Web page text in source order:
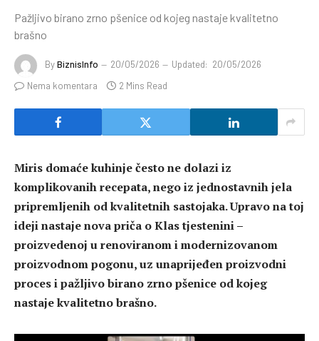
Pažljivo birano zrno pšenice od kojeg nastaje kvalitetno
brašno
ByBiznisInfo 20/05/2026 Updated: 20/05/2026
Nema komentara
2 Mins Read
Miris domaće kuhinje često ne dolazi iz
komplikovanih recepata, nego iz jednostavnih jela
pripremljenih od kvalitetnih sastojaka. Upravo na toj
ideji nastaje nova priča o Klas tjestenini –
proizvedenoj u renoviranom i modernizovanom
proizvodnom pogonu, uz unaprijeđen proizvodni
proces i pažljivo birano zrno pšenice od kojeg
nastaje kvalitetno brašno.